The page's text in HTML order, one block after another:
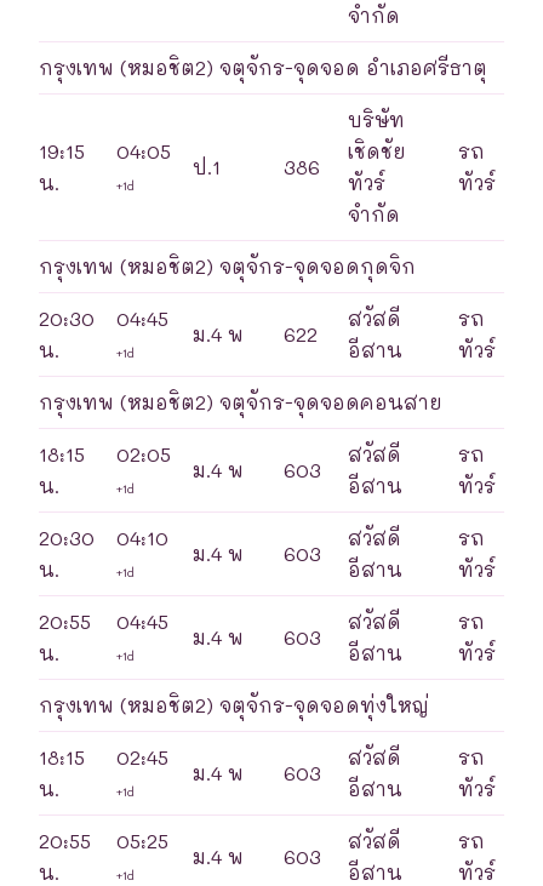
จำกัด
กรุงเทพ (หมอชิต2) จตุจักร-จุดจอด อำเภอศรีธาตุ
19:15
น.
04:05
+1d
ป.1 386
บริษัท
เชิดชัย
ทัวร์
จำกัด
รถ
ทัวร์
กรุงเทพ (หมอชิต2) จตุจักร-จุดจอดกุดจิก
20:30
น.
04:45
+1d
ม.4 พ 622
สวัสดี
อีสาน
รถ
ทัวร์
กรุงเทพ (หมอชิต2) จตุจักร-จุดจอดคอนสาย
18:15
น.
02:05
+1d
ม.4 พ 603
สวัสดี
อีสาน
รถ
ทัวร์
20:30
น.
04:10
+1d
ม.4 พ 603
สวัสดี
อีสาน
รถ
ทัวร์
20:55
น.
04:45
+1d
ม.4 พ 603
สวัสดี
อีสาน
รถ
ทัวร์
กรุงเทพ (หมอชิต2) จตุจักร-จุดจอดทุ่งใหญ่
18:15
น.
02:45
+1d
ม.4 พ 603
สวัสดี
อีสาน
รถ
ทัวร์
20:55
น.
05:25
+1d
ม.4 พ 603
สวัสดี
อีสาน
รถ
ทัวร์